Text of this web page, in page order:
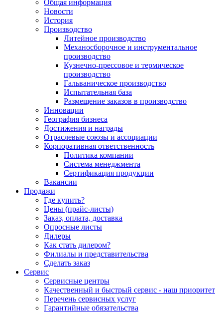
Общая информация
Новости
История
Производство
Литейное производство
Механосборочное и инструментальное
производство
Кузнечно-прессовое и термическое
производство
Гальваническое производство
Испытательная база
Размещение заказов в производство
Инновации
География бизнеса
Достижения и награды
Отраслевые союзы и ассоциации
Корпоративная ответственность
Политика компании
Система менеджмента
Сертификация продукции
Вакансии
Продажи
Где купить?
Цены (прайс-листы)
Заказ, оплата, доставка
Опросные листы
Дилеры
Как стать дилером?
Филиалы и представительства
Сделать заказ
Сервис
Сервисные центры
Качественный и быстрый сервис - наш приоритет
Перечень сервисных услуг
Гарантийные обязательства